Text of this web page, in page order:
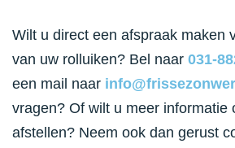
Wilt u direct een afspraak maken
van uw rolluiken? Bel naar 031-
een mail naar
vragen? Of wilt u meer informatie
afstellen? Neem ook dan gerust